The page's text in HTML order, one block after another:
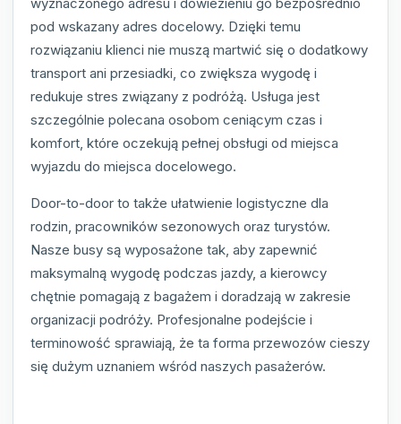
pod wskazany adres docelowy. Dzięki temu
rozwiązaniu klienci nie muszą martwić się o dodatkowy
transport ani przesiadki, co zwiększa wygodę i
redukuje stres związany z podróżą. Usługa jest
szczególnie polecana osobom ceniącym czas i
komfort, które oczekują pełnej obsługi od miejsca
wyjazdu do miejsca docelowego.
Door-to-door to także ułatwienie logistyczne dla
rodzin, pracowników sezonowych oraz turystów.
Nasze busy są wyposażone tak, aby zapewnić
maksymalną wygodę podczas jazdy, a kierowcy
chętnie pomagają z bagażem i doradzają w zakresie
organizacji podróży. Profesjonalne podejście i
terminowość sprawiają, że ta forma przewozów cieszy
się dużym uznaniem wśród naszych pasażerów.